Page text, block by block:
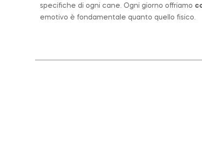
specifiche di ogni cane. Ogni giorno offriamo
emotivo è fondamentale quanto quello fisico.